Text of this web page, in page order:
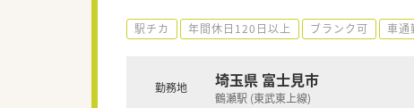
駅チカ 年間休日120日以上 ブランク可 車通
勤務地 埼玉県 富士見市
鶴瀬駅 (東武東上線)